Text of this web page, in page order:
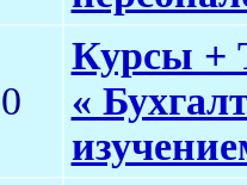
0
Курсы +
«